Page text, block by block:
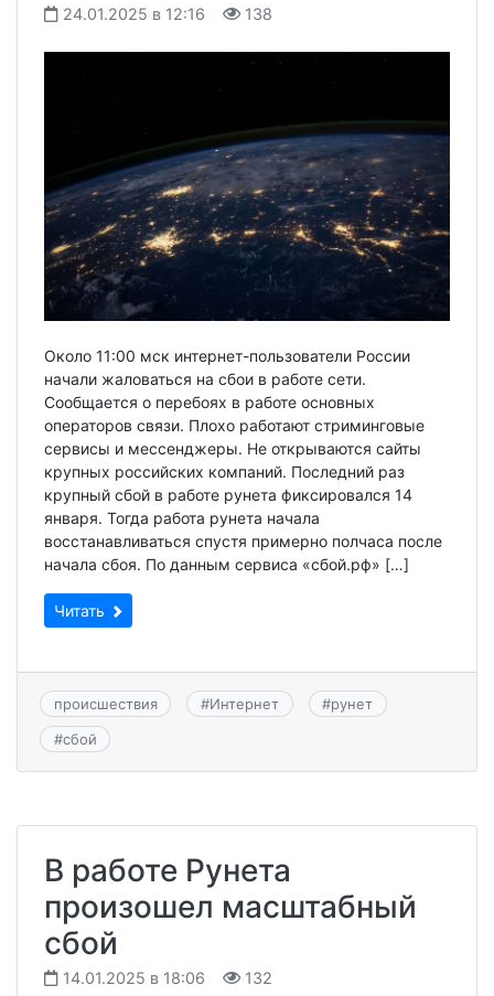
24.01.2025 в 12:16 138
Около 11:00 мск интернет-пользователи России
начали жаловаться на сбои в работе сети.
Сообщается о перебоях в работе основных
операторов связи. Плохо работают стриминговые
сервисы и мессенджеры. Не открываются сайты
крупных российских компаний. Последний раз
крупный сбой в работе рунета фиксировался 14
января. Тогда работа рунета начала
восстанавливаться спустя примерно полчаса после
начала сбоя. По данным сервиса «сбой.рф» […]
Читать
происшествия #Интернет #рунет
#сбой
В работе Рунета
произошел масштабный
сбой
14.01.2025 в 18:06 132